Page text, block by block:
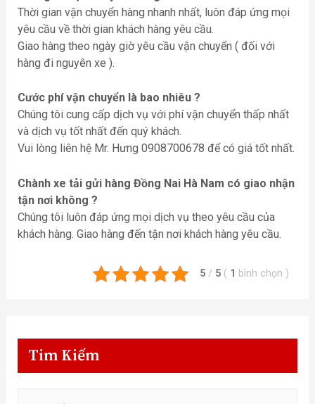
Thời gian vận chuyển hàng nhanh nhất, luôn đáp ứng mọi
yêu cầu về thời gian khách hàng yêu cầu.
Giao hàng theo ngày giờ yêu cầu vận chuyển ( đối với
hàng đi nguyên xe ).
Cước phí vận chuyển là bao nhiêu ?
Chúng tôi cung cấp dịch vụ với phí vận chuyển thấp nhất
và dịch vụ tốt nhất đến quý khách.
Vui lòng liên hệ Mr. Hưng 0908700678 để có giá tốt nhất.
Chành xe tải gửi hàng Đồng Nai Hà Nam có giao nhận
tận nơi không ?
Chúng tôi luôn đáp ứng mọi dịch vụ theo yêu cầu của
khách hàng. Giao hàng đến tận nơi khách hàng yêu cầu.
5 / 5 ( 1 bình chọn )
Tim Kiếm